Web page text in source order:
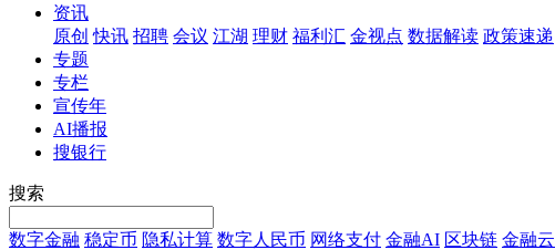
资讯
原创 快讯 招聘 会议 江湖 理财 福利汇 金视点 数据解读 政策速递
专题
专栏
宣传年
AI播报
搜银行
搜索
数字金融 稳定币 隐私计算 数字人民币 网络支付 金融AI 区块链 金融云